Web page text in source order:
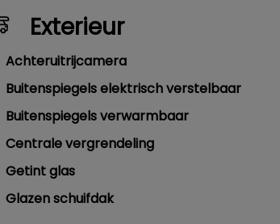
Exterieur
Achteruitrijcamera
Buitenspiegels elektrisch verstelbaar
Buitenspiegels verwarmbaar
Centrale vergrendeling
Getint glas
Glazen schuifdak